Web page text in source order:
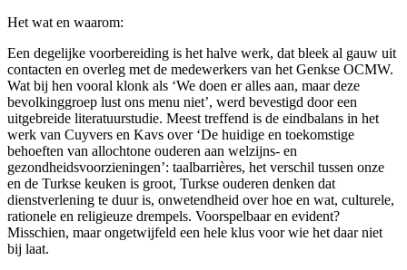
Het wat en waarom:
Een degelijke voorbereiding is het halve werk, dat bleek al gauw uit
contacten en overleg met de medewerkers van het Genkse OCMW.
Wat bij hen vooral klonk als ‘We doen er alles aan, maar deze
bevolkinggroep lust ons menu niet’, werd bevestigd door een
uitgebreide literatuurstudie. Meest treffend is de eindbalans in het
werk van Cuyvers en Kavs over ‘De huidige en toekomstige
behoeften van allochtone ouderen aan welzijns- en
gezondheidsvoorzieningen’: taalbarrières, het verschil tussen onze
en de Turkse keuken is groot, Turkse ouderen denken dat
dienstverlening te duur is, onwetendheid over hoe en wat, culturele,
rationele en religieuze drempels. Voorspelbaar en evident?
Misschien, maar ongetwijfeld een hele klus voor wie het daar niet
bij laat.